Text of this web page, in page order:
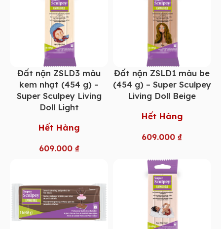
Đất nặn ZSLD3 màu
kem nhạt (454 g) –
Super Sculpey Living
Doll Light
Hết Hàng
609.000 ₫
Đất nặn ZSLD1 màu be
(454 g) – Super Sculpey
Living Doll Beige
Hết Hàng
609.000₫